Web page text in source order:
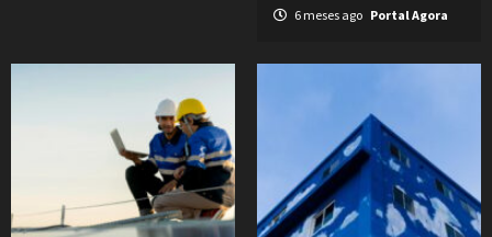
6 meses ago Portal Agora